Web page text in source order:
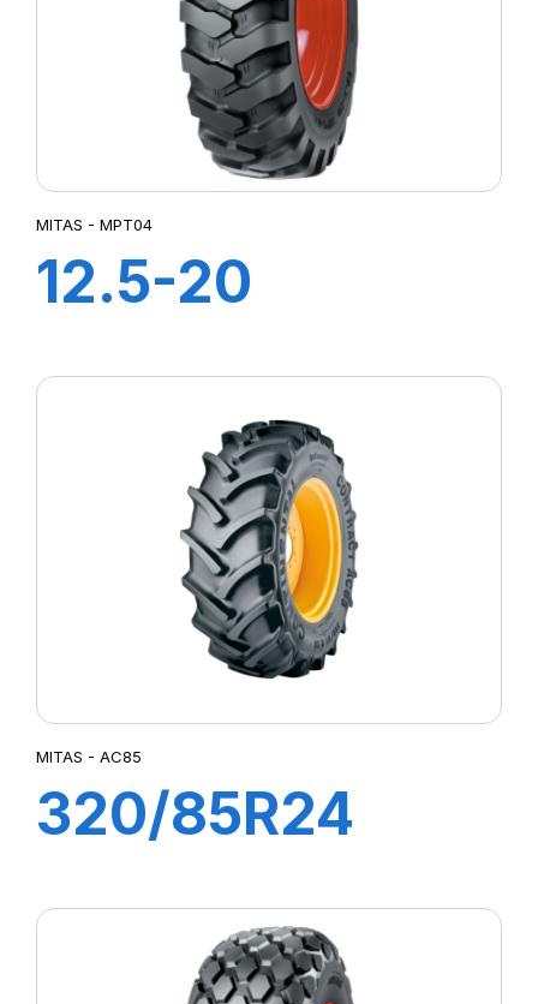
MITAS - MPT04
12.5-20
10PR TL MPT04
MITAS - AC85
320/85R24
(12.4R24)